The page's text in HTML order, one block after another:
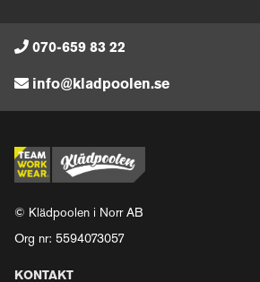
070-659 83 22
info@kladpoolen.se
© Klädpoolen i Norr AB
Org nr: 5594073057
KONTAKT